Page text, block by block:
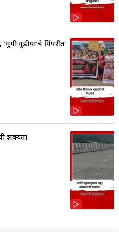
'गुंगी गुडीया'चे पिंपरीत
शक्यता